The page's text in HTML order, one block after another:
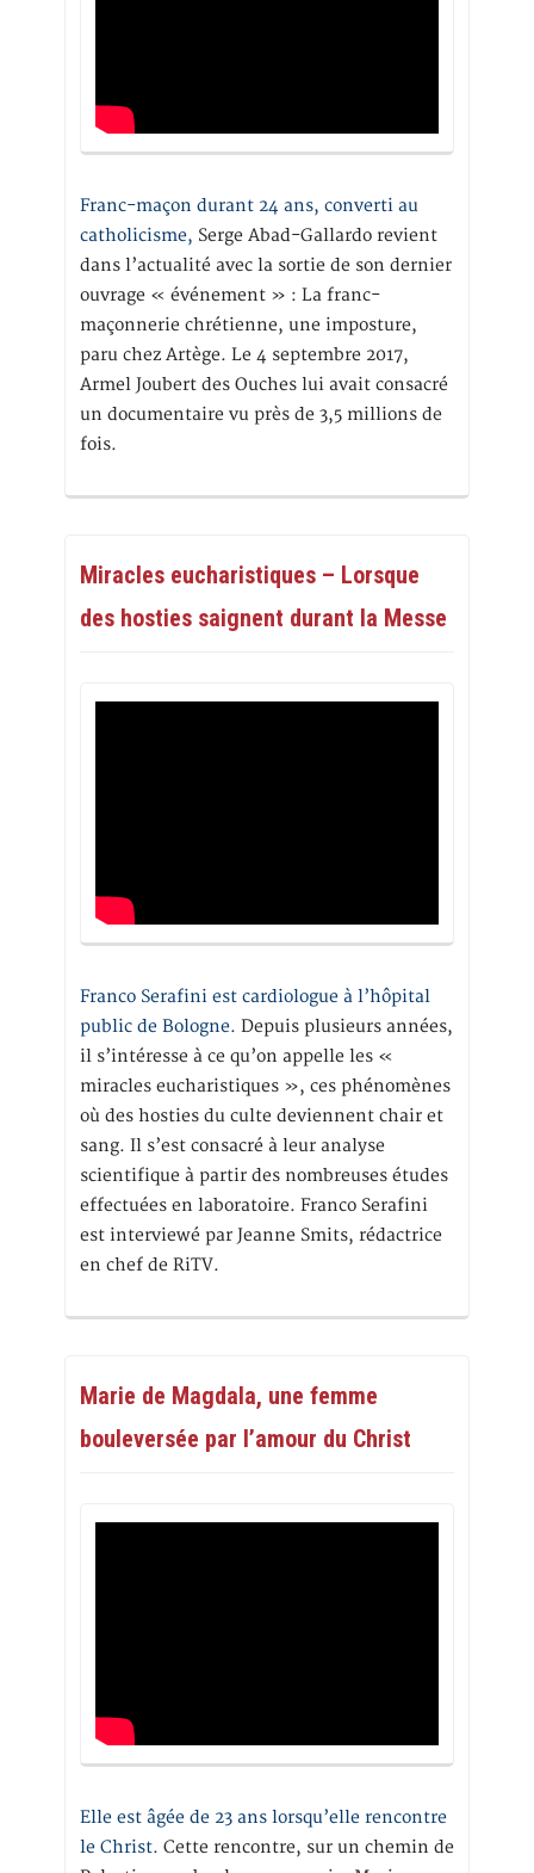
Franc-maçon durant 24 ans, converti au
catholicisme, Serge Abad-Gallardo revient
dans l’actualité avec la sortie de son dernier
ouvrage « événement » : La franc-
maçonnerie chrétienne, une imposture,
paru chez Artège. Le 4 septembre 2017,
Armel Joubert des Ouches lui avait consacré
un documentaire vu près de 3,5 millions de
fois.
Miracles eucharistiques – Lorsque
des hosties saignent durant la Messe
Franco Serafini est cardiologue à l’hôpital
public de Bologne. Depuis plusieurs années,
il s’intéresse à ce qu’on appelle les «
miracles eucharistiques », ces phénomènes
où des hosties du culte deviennent chair et
sang. Il s’est consacré à leur analyse
scientifique à partir des nombreuses études
effectuées en laboratoire. Franco Serafini
est interviewé par Jeanne Smits, rédactrice
en chef de RiTV.
Marie de Magdala, une femme
bouleversée par l’amour du Christ
Elle est âgée de 23 ans lorsqu’elle rencontre
le Christ. Cette rencontre, sur un chemin de